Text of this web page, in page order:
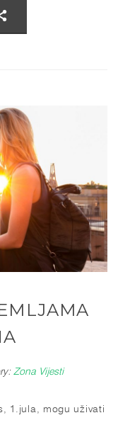
Zona Vijesti
1.jula, mogu uživati